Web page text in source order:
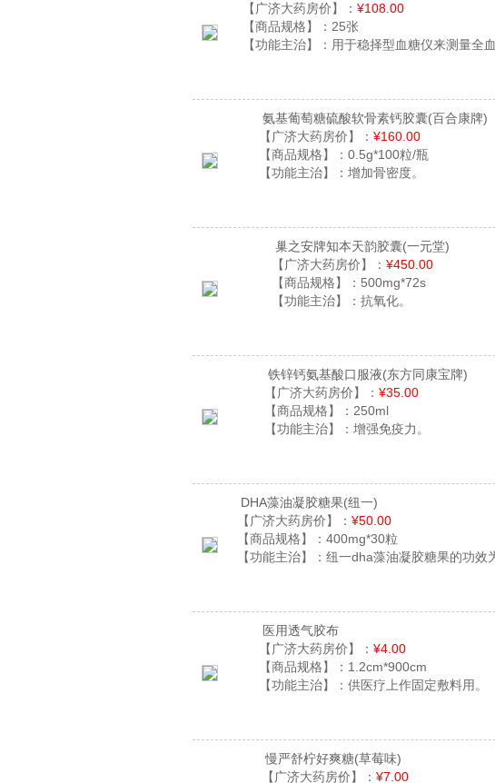
【广济大药房价】： ¥108.00
【商品规格】： 25张
【功能主治】： 用于稳择型血糖仪来测量全
氨基葡萄糖硫酸软骨素钙胶囊(百合康牌)
【广济大药房价】： ¥160.00
【商品规格】： 0.5g*100粒/瓶
【功能主治】： 增加骨密度。
巢之安牌知本天韵胶囊(一元堂)
【广济大药房价】： ¥450.00
【商品规格】： 500mg*72s
【功能主治】： 抗氧化。
铁锌钙氨基酸口服液(东方同康宝牌)
【广济大药房价】： ¥35.00
【商品规格】： 250ml
【功能主治】： 增强免疫力。
DHA藻油凝胶糖果(纽一)
【广济大药房价】： ¥50.00
【商品规格】： 400mg*30粒
【功能主治】： 纽一dha藻油凝胶糖果的功效
医用透气胶布
【广济大药房价】： ¥4.00
【商品规格】： 1.2cm*900cm
【功能主治】： 供医疗上作固定敷料用。
慢严舒柠好爽糖(草莓味)
【广济大药房价】： ¥7.00